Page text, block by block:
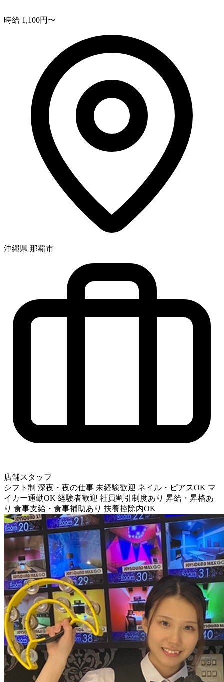
時給 1,100円〜
沖縄県 那覇市
店舗スタッフ
シフト制 深夜・夜の仕事 未経験歓迎 ネイル・ピアスOK マ
イカー通勤OK 経験者歓迎 社員割引制度あり 昇給・昇格あ
り 食事支給・食事補助あり 扶養控除内OK